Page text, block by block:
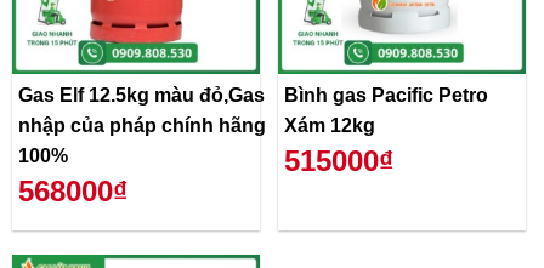
Gas Elf 12.5kg màu đỏ,Gas
nhập của pháp chính hãng
100%
568000₫
Bình gas Pacific Petro
Xám 12kg
515000₫